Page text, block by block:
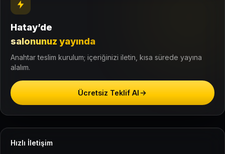
Hatay’de
salonunuz yayında
Anahtar teslim kurulum; içeriğinizi iletin, kısa sürede yayına
alalım.
Ücretsiz Teklif Al
Hızlı İletişim